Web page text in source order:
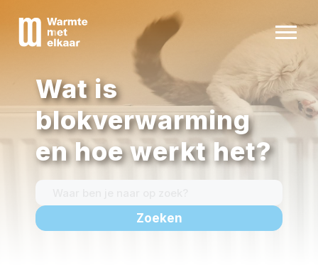
Alles over warmtenetten
Warmtenet in jouw buurt
Nieuws
Kennisbank
Contact
Wat is
blokverwarming
en hoe werkt het?